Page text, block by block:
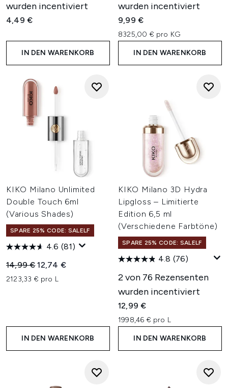
wurden incentiviert
4,49 €
IN DEN WARENKORB
wurden incentiviert
9,99 €
8325,00 € pro KG
IN DEN WARENKORB
KIKO Milano Unlimited
Double Touch 6ml
(Various Shades)
SPARE 25% CODE: SALELF
4.6 (81)
Unverbindliche Preisempfehlung:
14,99 €Aktueller Preis:
12,74 €
2123,33 € pro L
IN DEN WARENKORB
KIKO Milano 3D Hydra
Lipgloss – Limitierte
Edition 6,5 ml
(Verschiedene Farbtöne)
SPARE 25% CODE: SALELF
4.8 (76)
2 von 76 Rezensenten
wurden incentiviert
12,99 €
1998,46 € pro L
IN DEN WARENKORB